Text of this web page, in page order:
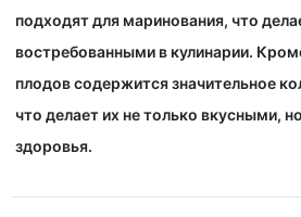
подходят для маринования, что
востребованными в кулинарии.
плодов содержится значительное
что делает их не только вкусными,
здоровья.